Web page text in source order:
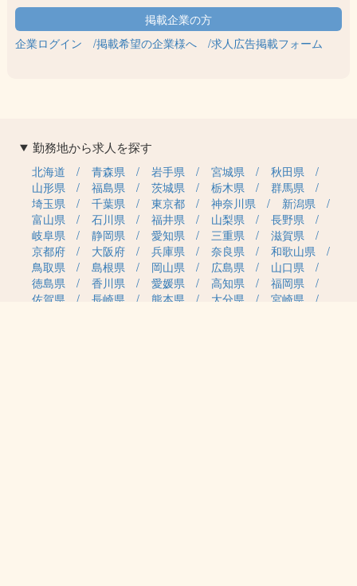
企業ログイン 掲載希望の企業様へ 求人広告掲載フォーム
勤務地から求人を探す
北海道 青森県 岩手県 宮城県
秋田県
山形県
福島県 茨城県 栃木県
群馬県
埼玉県
千葉県 東京都 神奈川県
新潟県
富山県
石川県 福井県 山梨県
長野県
岐阜県
静岡県 愛知県 三重県
滋賀県
京都府
大阪府 兵庫県 奈良県
和歌山県
鳥取県
島根県 岡山県 広島県
山口県
徳島県
香川県 愛媛県 高知県
福岡県
佐賀県
長崎県 熊本県 大分県
宮崎県